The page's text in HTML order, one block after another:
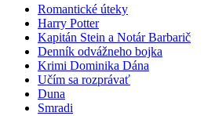
Romantické úteky
Harry Potter
Kapitán Stein a Notár Barbarič
Denník odvážneho bojka
Krimi Dominika Dána
Učím sa rozprávať
Duna
Smradi